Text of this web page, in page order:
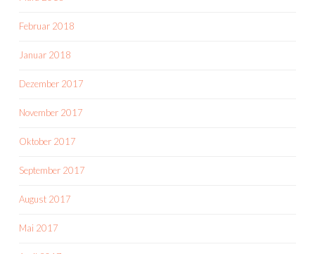
Februar 2018
Januar 2018
Dezember 2017
November 2017
Oktober 2017
September 2017
August 2017
Mai 2017